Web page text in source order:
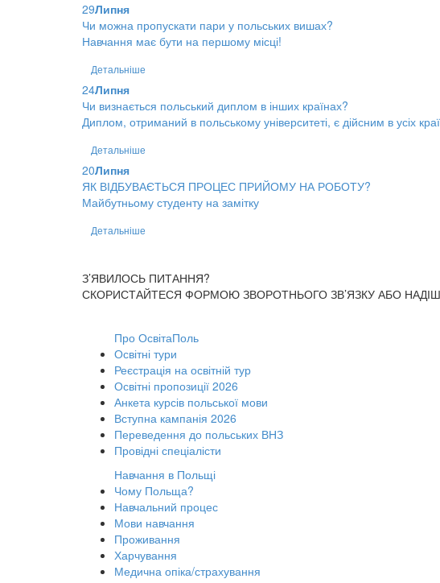
29Липня
Чи можна пропускати пари у польських вишах?
Навчання має бути на першому місці!
Детальніше
24Липня
Чи визнається польський диплом в інших країнах?
Диплом, отриманий в польському університеті, є дійсним в усіх
Детальніше
20Липня
ЯК ВІДБУВАЄТЬСЯ ПРОЦЕС ПРИЙОМУ НА РОБОТУ?
Майбутньому студенту на замітку
Детальніше
З’ЯВИЛОСЬ ПИТАННЯ?
СКОРИСТАЙТЕСЯ ФОРМОЮ ЗВОРОТНЬОГО ЗВ’ЯЗКУ АБО
Про ОсвітаПоль
Освітні тури
Реєстрація на освітній тур
Освітні пропозиції 2026
Анкета курсів польської мови
Вступна кампанія 2026
Переведення до польських ВНЗ
Провідні спеціалісти
Навчання в Польщі
Чому Польща?
Навчальний процес
Мови навчання
Проживання
Харчування
Медична опіка/страхування